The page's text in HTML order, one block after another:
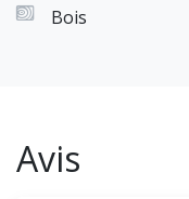
Bois
Avis